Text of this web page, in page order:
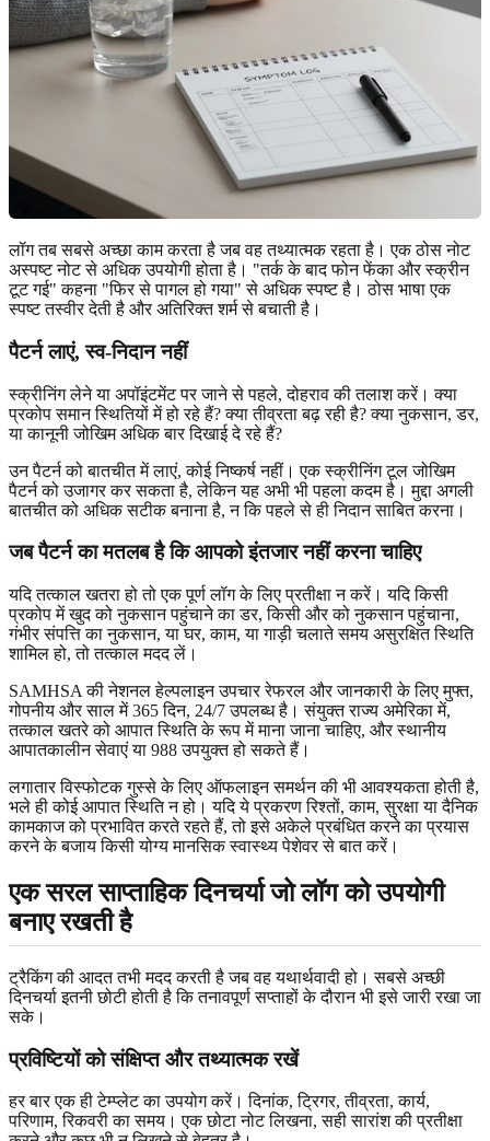
लॉग तब सबसे अच्छा काम करता है जब वह तथ्यात्मक रहता है। एक ठोस नोट
अस्पष्ट नोट से अधिक उपयोगी होता है। "तर्क के बाद फोन फेंका और स्क्रीन
टूट गई" कहना "फिर से पागल हो गया" से अधिक स्पष्ट है। ठोस भाषा एक
स्पष्ट तस्वीर देती है और अतिरिक्त शर्म से बचाती है।
पैटर्न लाएं, स्व-निदान नहीं
स्क्रीनिंग लेने या अपॉइंटमेंट पर जाने से पहले, दोहराव की तलाश करें। क्या
प्रकोप समान स्थितियों में हो रहे हैं? क्या तीव्रता बढ़ रही है? क्या नुकसान, डर,
या कानूनी जोखिम अधिक बार दिखाई दे रहे हैं?
उन पैटर्न को बातचीत में लाएं, कोई निष्कर्ष नहीं। एक स्क्रीनिंग टूल जोखिम
पैटर्न को उजागर कर सकता है, लेकिन यह अभी भी पहला कदम है। मुद्दा अगली
बातचीत को अधिक सटीक बनाना है, न कि पहले से ही निदान साबित करना।
जब पैटर्न का मतलब है कि आपको इंतजार नहीं करना चाहिए
यदि तत्काल खतरा हो तो एक पूर्ण लॉग के लिए प्रतीक्षा न करें। यदि किसी
प्रकोप में खुद को नुकसान पहुंचाने का डर, किसी और को नुकसान पहुंचाना,
गंभीर संपत्ति का नुकसान, या घर, काम, या गाड़ी चलाते समय असुरक्षित स्थिति
शामिल हो, तो तत्काल मदद लें।
SAMHSA की नेशनल हेल्पलाइन उपचार रेफरल और जानकारी के लिए मुफ्त,
गोपनीय और साल में 365 दिन, 24/7 उपलब्ध है। संयुक्त राज्य अमेरिका में,
तत्काल खतरे को आपात स्थिति के रूप में माना जाना चाहिए, और स्थानीय
आपातकालीन सेवाएं या 988 उपयुक्त हो सकते हैं।
लगातार विस्फोटक गुस्से के लिए ऑफलाइन समर्थन की भी आवश्यकता होती है,
भले ही कोई आपात स्थिति न हो। यदि ये प्रकरण रिश्तों, काम, सुरक्षा या दैनिक
कामकाज को प्रभावित करते रहते हैं, तो इसे अकेले प्रबंधित करने का प्रयास
करने के बजाय किसी योग्य मानसिक स्वास्थ्य पेशेवर से बात करें।
एक सरल साप्ताहिक दिनचर्या जो लॉग को उपयोगी
बनाए रखती है
ट्रैकिंग की आदत तभी मदद करती है जब वह यथार्थवादी हो। सबसे अच्छी
दिनचर्या इतनी छोटी होती है कि तनावपूर्ण सप्ताहों के दौरान भी इसे जारी रखा जा
सके।
प्रविष्टियों को संक्षिप्त और तथ्यात्मक रखें
हर बार एक ही टेम्प्लेट का उपयोग करें। दिनांक, ट्रिगर, तीव्रता, कार्य,
परिणाम, रिकवरी का समय। एक छोटा नोट लिखना, सही सारांश की प्रतीक्षा